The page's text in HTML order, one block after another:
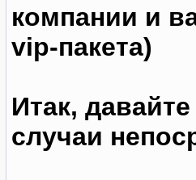
компании и
vip-пакета)
Итак,
случаи